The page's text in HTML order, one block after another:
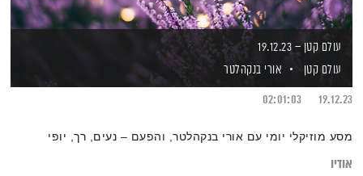
עולם קטן – 19.12.23
עולם קטן
אורי בנקהלטר
19.12.23
02:01:03
מסע מוזיקלי יומי עם אורי בנקהלטר, והפעם – נעים, רך, יופי
אודיו